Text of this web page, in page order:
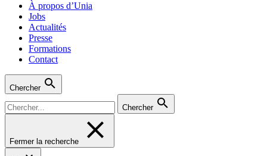
À propos d’Unia
Jobs
Actualités
Presse
Formations
Contact
Chercher
Chercher
Fermer la recherche